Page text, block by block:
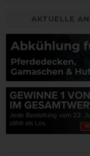
AKTUELLE